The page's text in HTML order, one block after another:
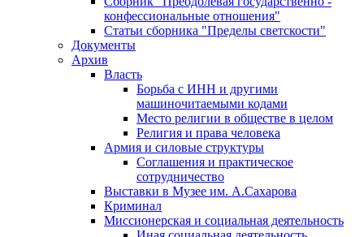
конфессиональные отношения"
Статьи сборника "Пределы светскости"
Документы
Архив
Власть
Борьба с ИНН и другими
машиночитаемыми кодами
Место религии в обществе в целом
Религия и права человека
Армия и силовые структуры
Соглашения и практическое
сотрудничество
Выставки в Музее им. А.Сахарова
Криминал
Миссионерская и социальная деятельность